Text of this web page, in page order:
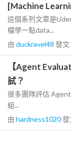
[Machine
這個系列文章是
檔學一點data...
由 duckravel48 發文
【Agent
試？
很多團隊評估
組...
由 hardness1020發